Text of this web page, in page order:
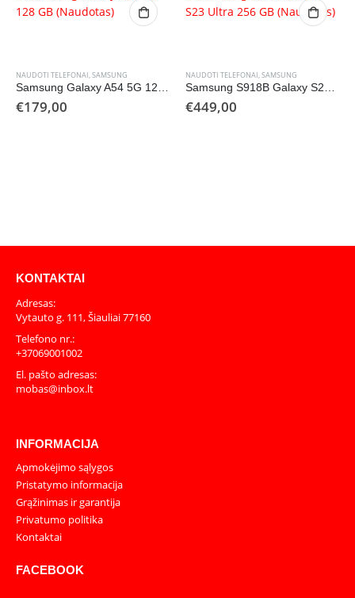
NAUDOTI TELEFONAI,SAMSUNG
Samsung Galaxy A54 5G 128 GB (Naudotas)
€179,00
NAUDOTI TELEFONAI,SAMSUNG
Samsung S918B Galaxy S23 Ultra 256 GB (Naudotas)
€449,00
KONTAKTAI
Adresas:
Vytauto g. 111, Šiauliai 77160
Telefono nr.:
+37069001002
El. pašto adresas:
mobas@inbox.lt
INFORMACIJA
Apmokėjimo sąlygos
Pristatymo informacija
Grąžinimas ir garantija
Privatumo politika
Kontaktai
FACEBOOK